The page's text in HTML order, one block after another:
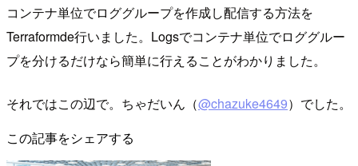
コンテナ単位でロググループを作成し配信する方法を
Terraformde行いました。Logsでコンテナ単位でロググルー
プを分けるだけなら簡単に行えることがわかりました。
それではこの辺で。ちゃだいん（@chazuke4649）でした。
この記事をシェアする